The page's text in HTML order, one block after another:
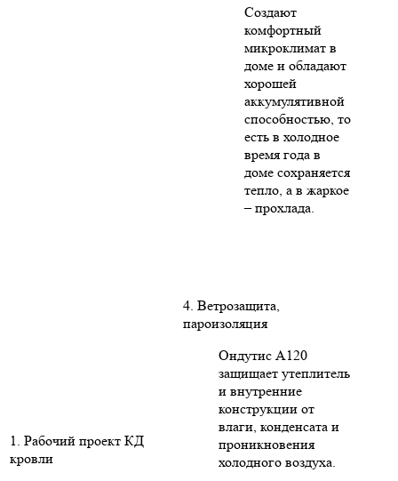
Создают
комфортный
микроклимат в
доме и обладают
хорошей
аккумулятивной
способностью, то
есть в холодное
время года в
доме сохраняется
тепло, а в жаркое
– прохлада.
1. Рабочий проект КД
кровли
4. Ветрозащита,
пароизоляция
Ондутис А120
защищает утеплитель
и внутренние
конструкции от
влаги, конденсата и
проникновения
холодного воздуха.